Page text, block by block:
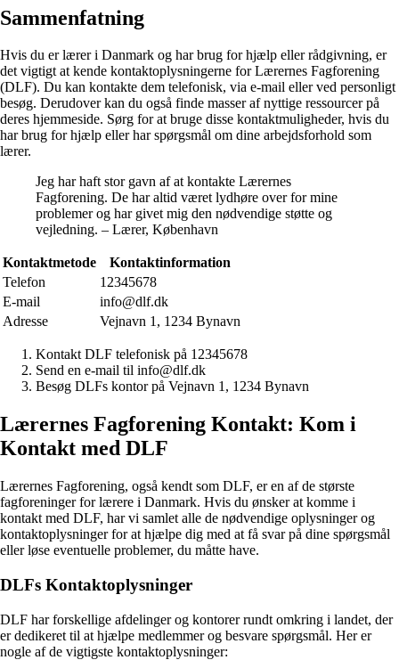
Sammenfatning
Hvis du er lærer i Danmark og har brug for hjælp eller rådgivning, er
det vigtigt at kende kontaktoplysningerne for Lærernes Fagforening
(DLF). Du kan kontakte dem telefonisk, via e-mail eller ved personligt
besøg. Derudover kan du også finde masser af nyttige ressourcer på
deres hjemmeside. Sørg for at bruge disse kontaktmuligheder, hvis du
har brug for hjælp eller har spørgsmål om dine arbejdsforhold som
lærer.
Jeg har haft stor gavn af at kontakte Lærernes
Fagforening. De har altid været lydhøre over for mine
problemer og har givet mig den nødvendige støtte og
vejledning. – Lærer, København
Kontaktmetode
Kontaktinformation
Telefon
12345678
E-mail
info@dlf.dk
Adresse
Vejnavn 1, 1234 Bynavn
Kontakt DLF telefonisk på 12345678
Send en e-mail til info@dlf.dk
Besøg DLFs kontor på Vejnavn 1, 1234 Bynavn
Lærernes Fagforening Kontakt: Kom i
Kontakt med DLF
Lærernes Fagforening, også kendt som DLF, er en af de største
fagforeninger for lærere i Danmark. Hvis du ønsker at komme i
kontakt med DLF, har vi samlet alle de nødvendige oplysninger og
kontaktoplysninger for at hjælpe dig med at få svar på dine spørgsmål
eller løse eventuelle problemer, du måtte have.
DLFs Kontaktoplysninger
DLF har forskellige afdelinger og kontorer rundt omkring i landet, der
er dedikeret til at hjælpe medlemmer og besvare spørgsmål. Her er
nogle af de vigtigste kontaktoplysninger: